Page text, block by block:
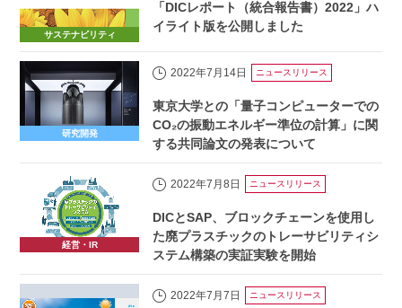
サステナビリティ
「DICレポート（統合報告書）2022」ハ
イライト版を公開しました
研究開発
2022年7月14日 ニュースリリース
東京大学との「量子コンピューターでの
CO₂の振動エネルギー準位の計算」に関
する共同論文の発表について
経営・IR
2022年7月8日 ニュースリリース
DICとSAP、ブロックチェーンを使用し
た廃プラスチックのトレーサビリティシ
ステム構築の実証実験を開始
2022年7月7日 ニュースリリース